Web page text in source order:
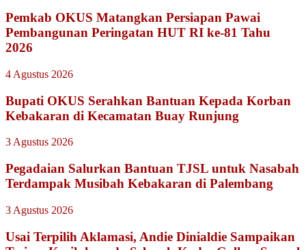
Pemkab OKUS Matangkan Persiapan Pawai
Pembangunan Peringatan HUT RI ke-81 Tahu
2026
4 Agustus 2026
Bupati OKUS Serahkan Bantuan Kepada Korban
Kebakaran di Kecamatan Buay Runjung
3 Agustus 2026
Pegadaian Salurkan Bantuan TJSL untuk Nasabah
Terdampak Musibah Kebakaran di Palembang
3 Agustus 2026
Usai Terpilih Aklamasi, Andie Dinialdie Sampaikan